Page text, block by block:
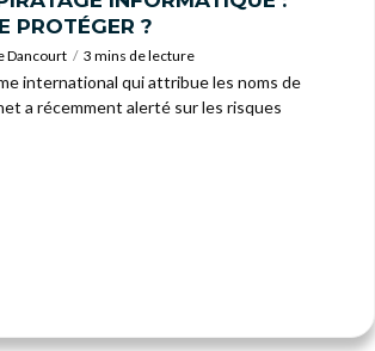
PROTÉGER ?
Dancourt 3 mins de lecture
international qui attribue les noms de
a récemment alerté sur les risques